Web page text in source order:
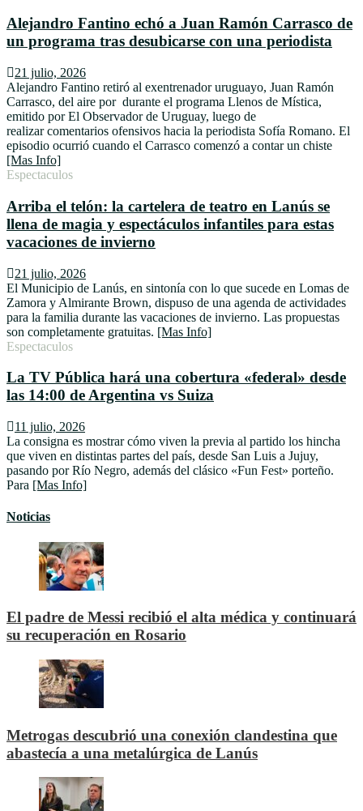
Alejandro Fantino echó a Juan Ramón Carrasco de
un programa tras desubicarse con una periodista
21 julio, 2026
Alejandro Fantino retiró al exentrenador uruguayo, Juan Ramón
Carrasco, del aire por durante el programa Llenos de Mística,
emitido por El Observador de Uruguay, luego de
realizar comentarios ofensivos hacia la periodista Sofía Romano. El
episodio ocurrió cuando el Carrasco comenzó a contar un chiste
[Mas Info]
Espectaculos
Arriba el telón: la cartelera de teatro en Lanús se
llena de magia y espectáculos infantiles para estas
vacaciones de invierno
21 julio, 2026
El Municipio de Lanús, en sintonía con lo que sucede en Lomas de
Zamora y Almirante Brown, dispuso de una agenda de actividades
para la familia durante las vacaciones de invierno. Las propuestas
son completamente gratuitas. [Mas Info]
Espectaculos
La TV Pública hará una cobertura «federal» desde
las 14:00 de Argentina vs Suiza
11 julio, 2026
La consigna es mostrar cómo viven la previa al partido los hincha
que viven en distintas partes del país, desde San Luis a Jujuy,
pasando por Río Negro, además del clásico «Fun Fest» porteño.
Para [Mas Info]
Noticias
El padre de Messi recibió el alta médica y continuará
su recuperación en Rosario
Metrogas descubrió una conexión clandestina que
abastecía a una metalúrgica de Lanús